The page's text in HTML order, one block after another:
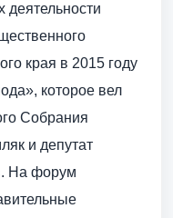
деятельнос­ти
края в 2015 году
которое вел
Соб­рания
и депутат
На форум